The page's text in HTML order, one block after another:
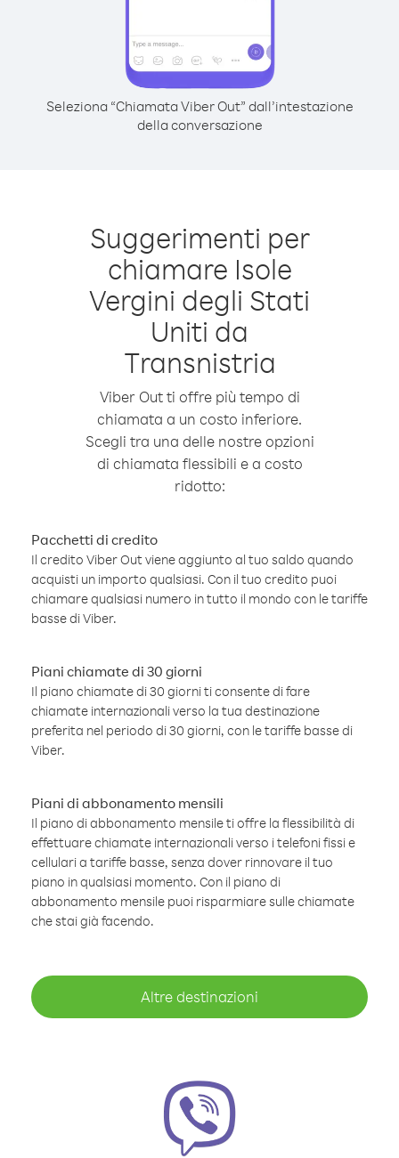
Seleziona “Chiamata Viber Out” dall’intestazione
della conversazione
Suggerimenti per
chiamare Isole
Vergini degli Stati
Uniti da
Transnistria
Viber Out ti offre più tempo di
chiamata a un costo inferiore.
Scegli tra una delle nostre opzioni
di chiamata flessibili e a costo
ridotto:
Pacchetti di credito
Il credito Viber Out viene aggiunto al tuo saldo quando
acquisti un importo qualsiasi. Con il tuo credito puoi
chiamare qualsiasi numero in tutto il mondo con le tariffe
basse di Viber.
Piani chiamate di 30 giorni
Il piano chiamate di 30 giorni ti consente di fare
chiamate internazionali verso la tua destinazione
preferita nel periodo di 30 giorni, con le tariffe basse di
Viber.
Piani di abbonamento mensili
Il piano di abbonamento mensile ti offre la flessibilità di
effettuare chiamate internazionali verso i telefoni fissi e
cellulari a tariffe basse, senza dover rinnovare il tuo
piano in qualsiasi momento. Con il piano di
abbonamento mensile puoi risparmiare sulle chiamate
che stai già facendo.
Altre destinazioni